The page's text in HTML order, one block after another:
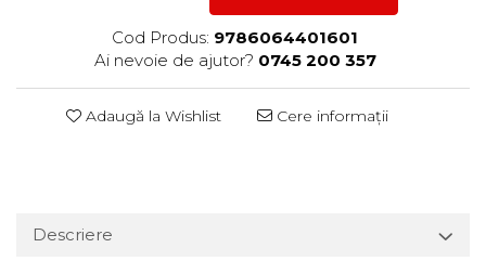
Cod Produs: 9786064401601
Ai nevoie de ajutor? 0745 200 357
Adaugă la Wishlist Cere informații
Descriere